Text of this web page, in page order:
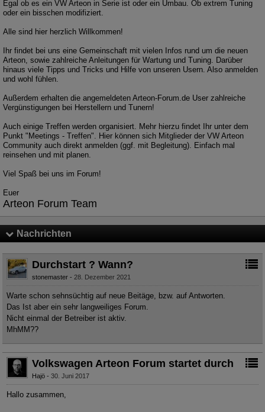
Egal ob es ein VW Arteon in Serie ist oder ein Umbau. Ob extrem Tuning
oder ein bisschen modifiziert.
Alle sind hier herzlich Willkommen!
Ihr findet bei uns eine Gemeinschaft mit vielen Infos rund um die neuen
Arteon, sowie zahlreiche Anleitungen für Wartung und Tuning. Darüber
hinaus viele Tipps und Tricks und Hilfe von unseren Usern. Also anmelden
und wohl fühlen.
Außerdem erhalten die angemeldeten Arteon-Forum.de User zahlreiche
Vergünstigungen bei Herstellern und Tunern!
Auch einige Treffen werden organisiert. Mehr hierzu findet Ihr unter dem
Punkt "Meetings - Treffen". Hier können sich Mitglieder der VW Arteon
Community auch direkt anmelden (ggf. mit Begleitung). Einfach mal
reinsehen und mit planen.
Viel Spaß bei uns im Forum!
Euer
Arteon Forum Team
Nachrichten
Durchstart ? Wann?
stonemaster 28. Dezember 2021
Warte schon sehnsüchtig auf neue Beitäge, bzw. auf Antworten.
Das Ist aber ein sehr langweiliges Forum.
Nicht einmal der Betreiber ist aktiv.
MhMM??
Volkswagen Arteon Forum startet durch
Hajö 30. Juni 2017
Hallo zusammen,